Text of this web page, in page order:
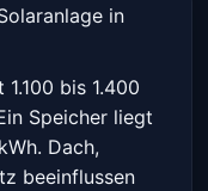
in
bis 1.400
Speicher liegt
Dach,
beeinflussen